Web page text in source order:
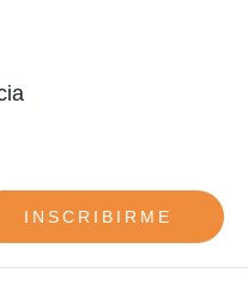
INSCRIBIRME